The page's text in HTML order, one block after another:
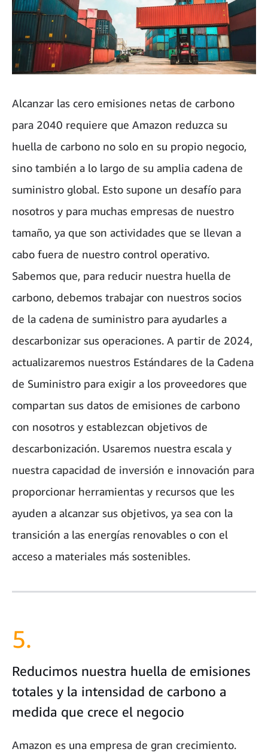
Alcanzar las cero emisiones netas de carbono
para 2040 requiere que Amazon reduzca su
huella de carbono no solo en su propio negocio,
sino también a lo largo de su amplia cadena de
suministro global. Esto supone un desafío para
nosotros y para muchas empresas de nuestro
tamaño, ya que son actividades que se llevan a
cabo fuera de nuestro control operativo.
Sabemos que, para reducir nuestra huella de
carbono, debemos trabajar con nuestros socios
de la cadena de suministro para ayudarles a
descarbonizar sus operaciones. A partir de 2024,
actualizaremos nuestros Estándares de la Cadena
de Suministro para exigir a los proveedores que
compartan sus datos de emisiones de carbono
con nosotros y establezcan objetivos de
descarbonización. Usaremos nuestra escala y
nuestra capacidad de inversión e innovación para
proporcionar herramientas y recursos que les
ayuden a alcanzar sus objetivos, ya sea con la
transición a las energías renovables o con el
acceso a materiales más sostenibles.
5.
Reducimos nuestra huella de emisiones
totales y la intensidad de carbono a
medida que crece el negocio
Amazon es una empresa de gran crecimiento.